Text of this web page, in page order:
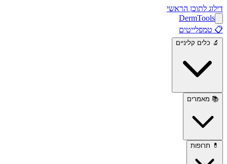
דילוג לתוכן הראשי
DermTools
📋 טמפלייטים
🔬 כלים קליניים
📚 מאמרים
💊 תרופות